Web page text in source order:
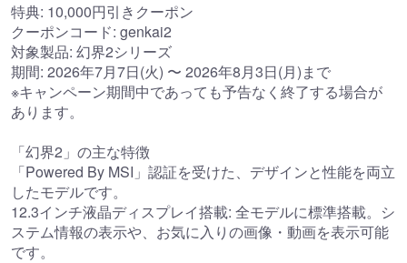
特典: 10,000円引きクーポン
クーポンコード: genkai2
対象製品: 幻界2シリーズ
期間: 2026年7月7日(火) 〜 2026年8月3日(月)まで
※キャンペーン期間中であっても予告なく終了する場合が
あります。
「幻界2」の主な特徴
「Powered By MSI」認証を受けた、デザインと性能を両立
したモデルです。
12.3インチ液晶ディスプレイ搭載: 全モデルに標準搭載。シ
ステム情報の表示や、お気に入りの画像・動画を表示可能
です。